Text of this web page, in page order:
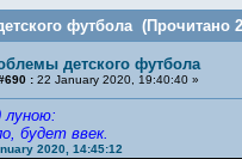
футбола (Прочитано
детского футбола
:22 January 2020, 19:40:40 »
луною:
будет ввек.
2020, 14:45:12